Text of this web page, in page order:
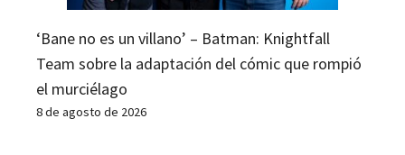
‘Bane no es un villano’ – Batman: Knightfall
Team sobre la adaptación del cómic que rompió
el murciélago
8 de agosto de 2026